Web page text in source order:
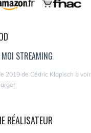
STREAMING
2019 de Cédric Klapisch à
RÉALISATEUR